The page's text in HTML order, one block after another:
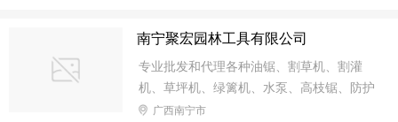
松下蓄电池、顺德汤浅蓄电池、德国阳光原
铅酸蓄电池、美洲豹UPS蓄电池在陕西地区
机、烟雾机、打药机、汽油链锯、三菱地
钻、高枝油锯、本田水泵、泽藤水泵、空气
压缩机、螺杆机、本田发电机、嘉隆本田发
电机、多功能刷地机、翻新机、吸尘吸水
机、地面吹干机、高压清洗机、牛皮癣清洗
南宁聚宏园林工具有限公司
专业批发和代理各种油锯、割草机、割灌
机、草坪机、绿篱机、水泵、高枝锯、防护
用品、各种配件及各种园艺工具,主要代理
广西南宁市